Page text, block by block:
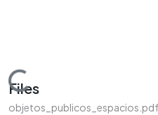
Loading...
Files
objetos_publicos_espacios.pdf